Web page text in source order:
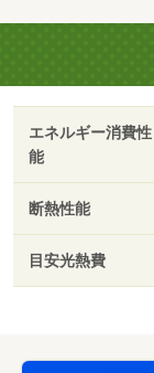
エネルギー消費性
能
断熱性能
目安光熱費